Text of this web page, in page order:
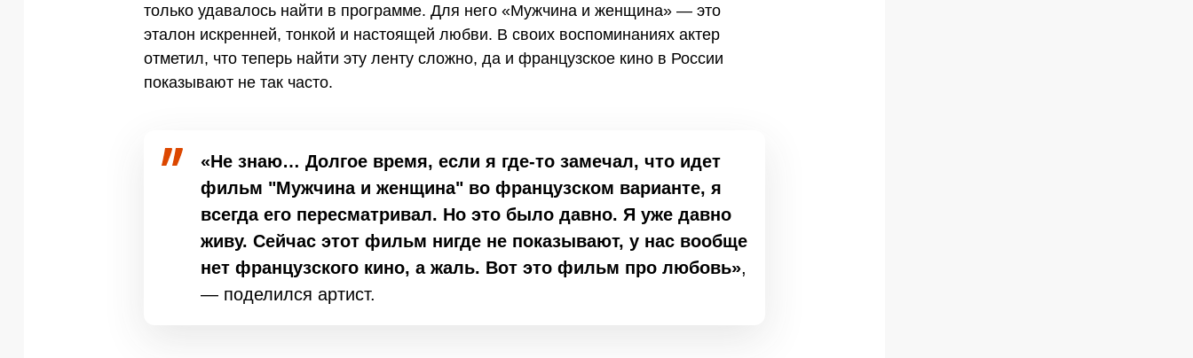
только удавалось найти в программе. Для него «Мужчина и женщина» — это
эталон искренней, тонкой и настоящей любви. В своих воспоминаниях актер
отметил, что теперь найти эту ленту сложно, да и французское кино в России
показывают не так часто.
«Не знаю… Долгое время, если я где-то замечал, что идет
фильм "Мужчина и женщина" во французском варианте, я
всегда его пересматривал. Но это было давно. Я уже давно
живу. Сейчас этот фильм нигде не показывают, у нас вообще
нет французского кино, а жаль. Вот это фильм про любовь»,
— поделился артист.